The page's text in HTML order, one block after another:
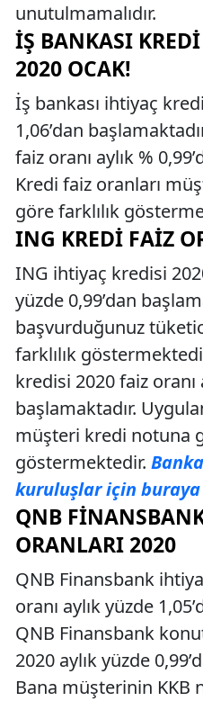
unutulmamalıdır.
İŞ BANKASI
2020 OCAK!
İş bankası ihtiyaç
1,06’dan
faiz oranı aylık %
Kredi faiz oranları
göre farklılık
ING KREDI FAIZ
ING ihtiyaç kredisi
yüzde 0,99’dan
başvurduğunuz
farklılık
kredisi 2020 faiz oranı
başlamaktadır.
müşteri kredi notuna
göstermektedir.
kuruluşlar için
QNB
ORANLARI 2020
QNB Finansbank
oranı aylık yüzde
QNB Finansbank
2020 aylık yüzde
Bana müşterinin KKB